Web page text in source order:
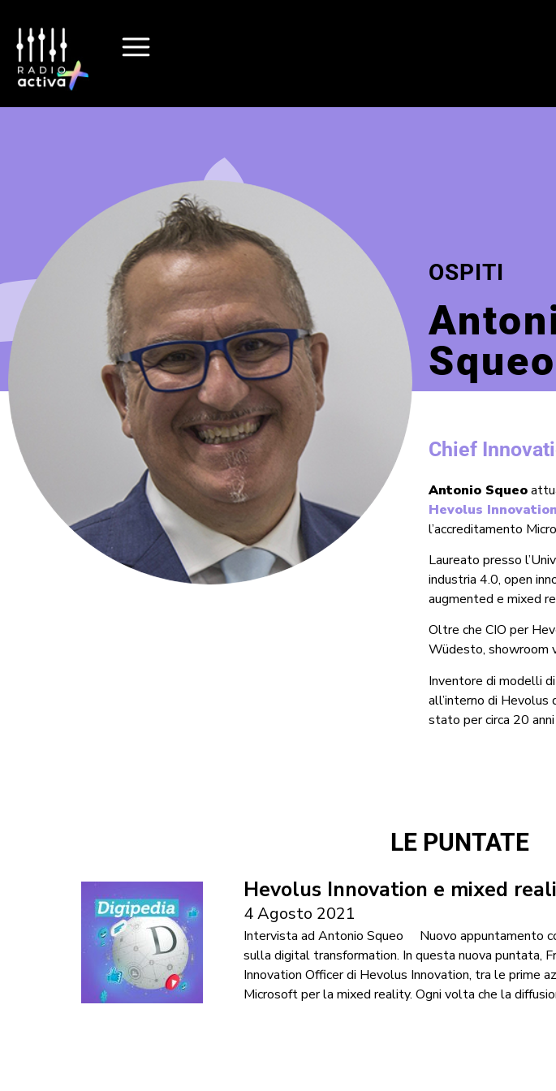
OSPITI
Squeo
Chief
Antonio Squeo
Hevolus Innovation
l’accreditamento
Laureato presso
industria 4.0, open
augmented e mixed
Oltre che CIO per
Wüdesto, showroom
Inventore di modelli
all’interno di Hevolus
stato per circa 20
LE PUNTATE
Hevolus Innovation e mixed
4 Agosto 2021
Intervista ad Antonio Squeo Nuovo appuntamento
sulla digital transformation. In questa nuova puntata,
Innovation Officer di Hevolus Innovation, tra le prime
Microsoft per la mixed reality. Ogni volta che la